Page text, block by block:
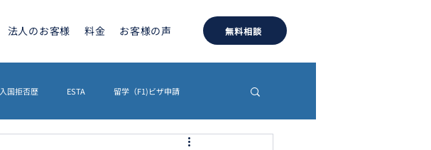
法人のお客様 料金 お客様の声 無料相談
入国拒否歴 ESTA 留学（F1)ビザ申請
認証・翻訳